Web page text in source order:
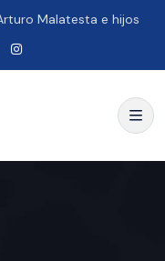
Malatesta e hijos